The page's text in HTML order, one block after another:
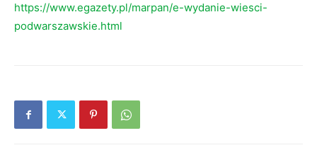
https://www.egazety.pl/marpan/e-wydanie-wiesci-
podwarszawskie.html